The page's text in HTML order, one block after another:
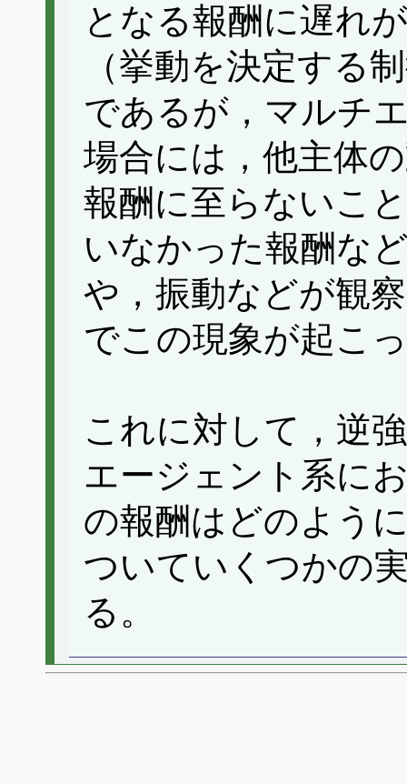
となる報酬に遅れ
（挙動を決定する
であるが，マルチ
場合には，他主体
報酬に至らないこ
いなかった報酬な
や，振動などが観
でこの現象が起こ
これに対して，逆
エージェント系に
の報酬はどのよう
ついていくつかの
る。